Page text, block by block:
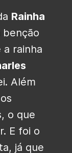
Rainha
benção
a rainha
Além
o que
E foi o
já que